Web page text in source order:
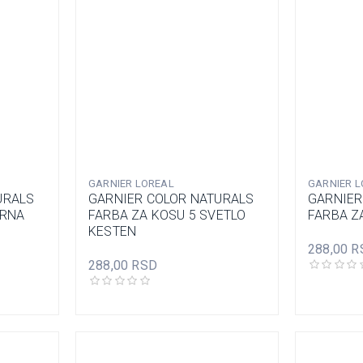
GARNIER LOREAL
GARNIER COLOR NATURALS
FARBA ZA KOSU 5 SVETLO
KESTEN
288,00 RSD
GARNIER
FARBA
288,00